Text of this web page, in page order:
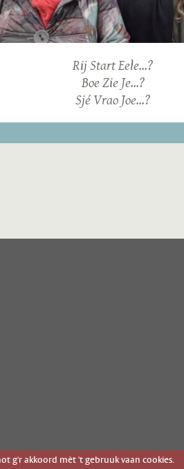
Rij Start Eele...?
Boe Zie Je...?
Sjé Vrao Joe...?
g'r akkoord mèt 't gebruuk vaan cookies.